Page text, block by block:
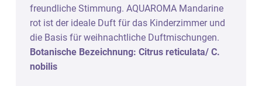
freundliche Stimmung. AQUAROMA Mandarine
rot ist der ideale Duft für das Kinderzimmer und
die Basis für weihnachtliche Duftmischungen.
Botanische Bezeichnung: Citrus reticulata/ C.
nobilis